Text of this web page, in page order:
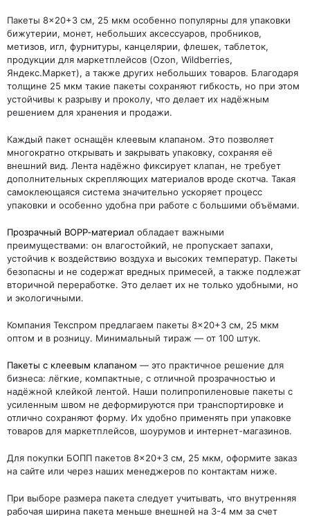
Пакеты 8×20+3 см, 25 мкм особенно популярны для упаковки
бижутерии, монет, небольших аксессуаров, пробников,
метизов, игл, фурнитуры, канцелярии, флешек, таблеток,
продукции для маркетплейсов (Ozon, Wildberries,
Яндекс.Маркет), а также других небольших товаров. Благодаря
толщине 25 мкм такие пакеты сохраняют гибкость, но при этом
устойчивы к разрыву и проколу, что делает их надёжным
решением для хранения и продажи.
Каждый пакет оснащён клеевым клапаном. Это позволяет
многократно открывать и закрывать упаковку, сохраняя её
внешний вид. Лента надёжно фиксирует клапан, не требует
дополнительных скрепляющих материалов вроде скотча. Такая
самоклеющаяся система значительно ускоряет процесс
упаковки и особенно удобна при работе с большими объёмами.
Прозрачный BOPP‑материал обладает важными
преимуществами: он влагостойкий, не пропускает запахи,
устойчив к воздействию воздуха и высоких температур. Пакеты
безопасны и не содержат вредных примесей, а также подлежат
вторичной переработке. Это делает их не только удобными, но
и экологичными.
Компания Текспром предлагаем пакеты 8×20+3 см, 25 мкм
оптом и в розницу. Минимальный тираж — от 100 штук.
Пакеты с клеевым клапаном — это практичное решение для
бизнеса: лёгкие, компактные, с отличной прозрачностью и
надёжной клейкой лентой. Наши полипропиленовые пакеты с
усиленным швом не деформируются при транспортировке и
отлично сохраняют форму. Их удобно применять при упаковке
товаров для маркетплейсов, шоурумов и интернет-магазинов.
Для покупки БОПП пакетов 8×20+3 см, 25 мкм, оформите заказ
на сайте или через наших менеджеров по контактам ниже.
При выборе размера пакета следует учитывать, что внутренняя
рабочая ширина пакета меньше внешней на 3-4 мм за счет